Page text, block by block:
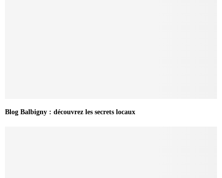
Blog Balbigny : découvrez les secrets locaux